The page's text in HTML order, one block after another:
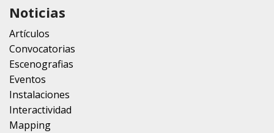
Noticias
Artículos
Convocatorias
Escenografias
Eventos
Instalaciones
Interactividad
Mapping